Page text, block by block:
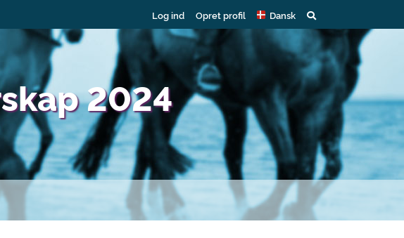
Log ind Opret profil Dansk
2024